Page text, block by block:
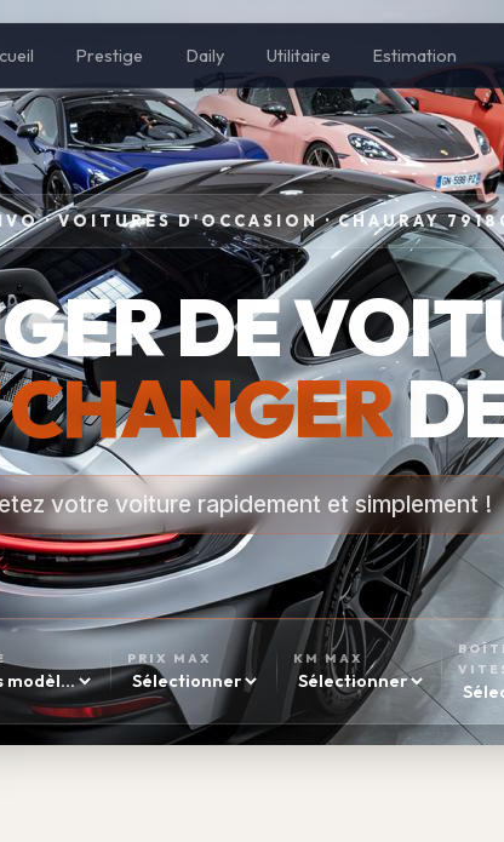
Prestige Daily Utilitaire Estimation
· VOITURES D'OCCASION · CHAURAY
DE
votre voiture rapidement et simplement !
PRIX MAX KM MAX